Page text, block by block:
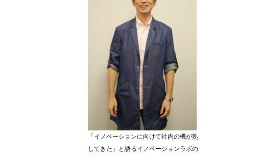
「イノベーションに向けて社内の機が熟
してきた」と語るイノベーションラボの